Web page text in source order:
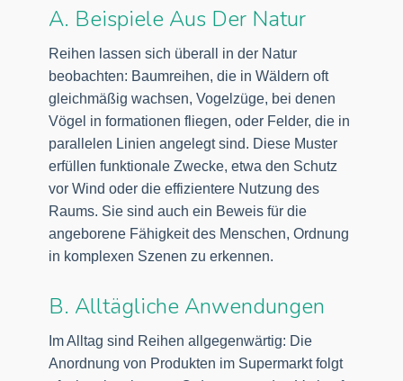
A. Beispiele Aus Der Natur
Reihen lassen sich überall in der Natur
beobachten: Baumreihen, die in Wäldern oft
gleichmäßig wachsen, Vogelzüge, bei denen
Vögel in formationen fliegen, oder Felder, die in
parallelen Linien angelegt sind. Diese Muster
erfüllen funktionale Zwecke, etwa den Schutz
vor Wind oder die effizientere Nutzung des
Raums. Sie sind auch ein Beweis für die
angeborene Fähigkeit des Menschen, Ordnung
in komplexen Szenen zu erkennen.
B. Alltägliche Anwendungen
Im Alltag sind Reihen allgegenwärtig: Die
Anordnung von Produkten im Supermarkt folgt